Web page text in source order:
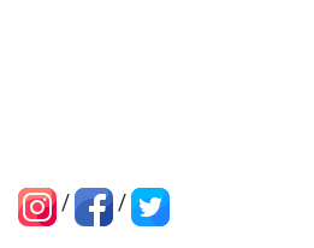
/ /